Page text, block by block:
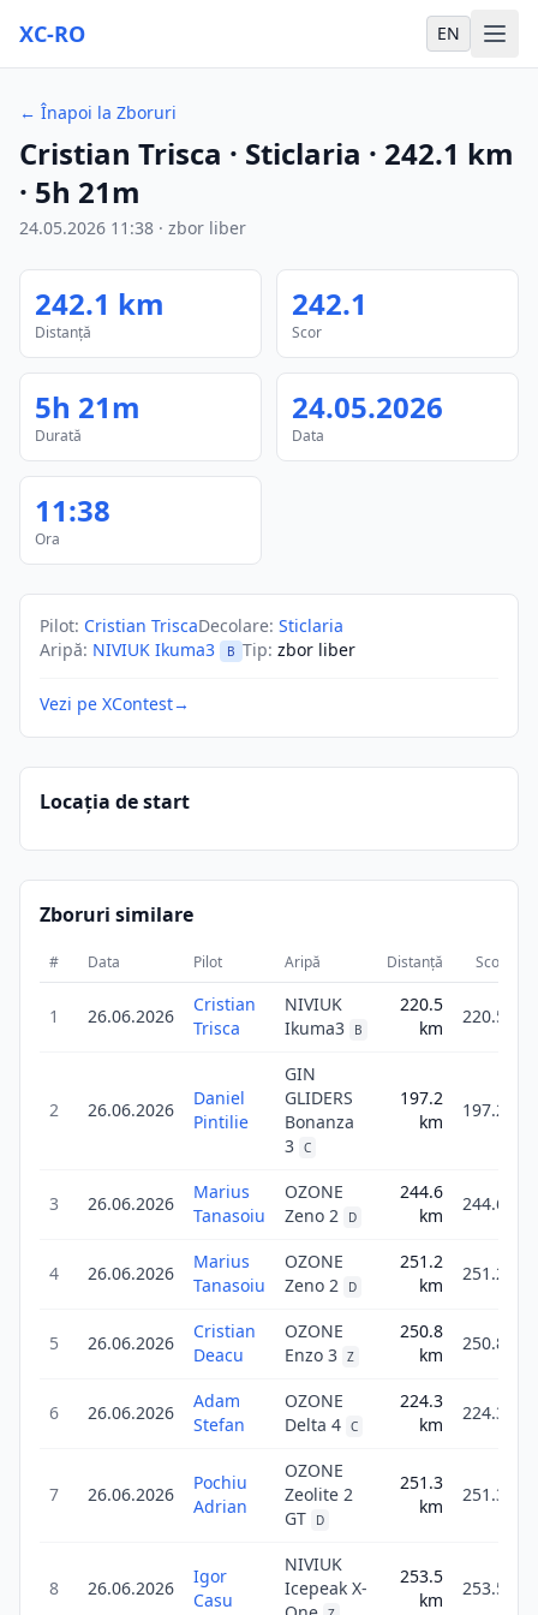
XC-RO EN
← Înapoi la Zboruri
Cristian Trisca · Sticlaria · 242.1 km
· 5h 21m
24.05.2026 11:38 · zbor liber
242.1 km
Distanță
242.1
Scor
5h 21m
Durată
24.05.2026
Data
11:38
Ora
Pilot: Cristian TriscaDecolare: Sticlaria
Aripă: NIVIUK Ikuma3 B Tip: zbor liber
Vezi pe XContest→
Locația de start
Zboruri similare
# Data Pilot Aripă Distanță Scor
1 26.06.2026
Cristian
Trisca
NIVIUK
Ikuma3
B
220.5
km
220.5
2 26.06.2026
Daniel
Pintilie
GIN
GLIDERS
Bonanza
3 C
197.2
km
197.2
3 26.06.2026
Marius
Tanasoiu
OZONE
Zeno 2
D
244.6
km
244.6
4 26.06.2026
Marius
Tanasoiu
OZONE
Zeno 2
D
251.2
km
251.2
5 26.06.2026
Cristian
Deacu
OZONE
Enzo 3 Z
250.8
km
250.8
6 26.06.2026
Adam
Stefan
OZONE
Delta 4 C
224.3
km
224.3
7 26.06.2026
Pochiu
Adrian
OZONE
Zeolite 2
GT
D
251.3
km
251.3
8 26.06.2026
Igor
Casu
NIVIUK
Icepeak X-
253.5
km
253.5